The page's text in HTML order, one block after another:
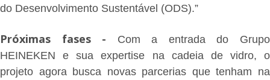
do Desenvolvimento Sustentável (ODS).”
Próximas fases -
Com a entrada do Grupo
HEINEKEN e sua expertise na cadeia de vidro, o
projeto agora busca novas parcerias que tenham na